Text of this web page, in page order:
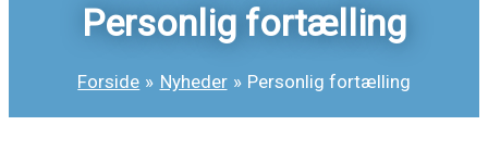
Personlig fortælling
Forside Nyheder Personlig fortælling